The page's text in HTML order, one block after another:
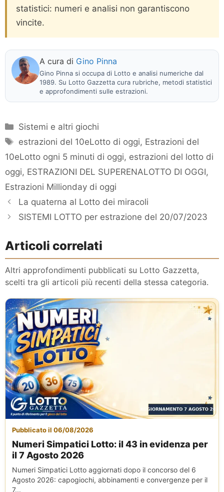
statistici: numeri e analisi non garantiscono
vincite.
A cura di Gino Pinna
Gino Pinna si occupa di Lotto e analisi numeriche dal
1989. Su Lotto Gazzetta cura rubriche, metodi statistici
e approfondimenti sulle estrazioni.
Categorie
Sistemi e altri giochi
Tag
estrazioni del 10eLotto di oggi, Estrazioni del
10eLotto ogni 5 minuti di oggi, estrazioni del lotto di
oggi, ESTRAZIONI DEL SUPERENALOTTO DI OGGI,
Estrazioni Millionday di oggi
La quaterna al Lotto dei miracoli
SISTEMI LOTTO per estrazione del 20/07/2023
Articoli correlati
Altri approfondimenti pubblicati su Lotto Gazzetta,
scelti tra gli articoli più recenti della stessa categoria.
Pubblicato il 06/08/2026
Numeri Simpatici Lotto: il 43 in evidenza per
il 7 Agosto 2026
Numeri Simpatici Lotto aggiornati dopo il concorso del 6
Agosto 2026: capogiochi, abbinamenti e convergenze per il
7...